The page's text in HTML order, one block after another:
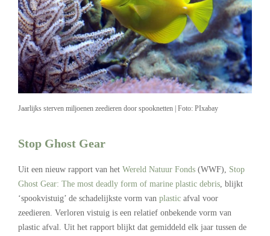
Jaarlijks sterven miljoenen zeedieren door spooknetten | Foto: PIxabay
Stop Ghost Gear
Uit een nieuw rapport van het Wereld Natuur Fonds (WWF), Stop
Ghost Gear: The most deadly form of marine plastic debris, blijkt
‘spookvistuig’ de schadelijkste vorm van plastic afval voor
zeedieren. Verloren vistuig is een relatief onbekende vorm van
plastic afval. Uit het rapport blijkt dat gemiddeld elk jaar tussen de